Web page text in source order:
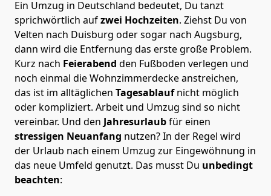
Ein Umzug in Deutschland bedeutet, Du tanzt
sprichwörtlich aufzwei Hochzeiten. Ziehst Du von
Velten nach Duisburg oder sogar nach Augsburg,
dann wird die Entfernung das erste große Problem.
Kurz nach Feierabend den Fußboden verlegen und
noch einmal die Wohnzimmerdecke anstreichen,
das ist im alltäglichen Tagesablaufnicht möglich
oder kompliziert. Arbeit und Umzug sind so nicht
vereinbar. Und den Jahresurlaubfür einen
stressigen Neuanfang nutzen? In der Regel wird
der Urlaub nach einem Umzug zur Eingewöhnung in
das neue Umfeld genutzt. Das musst Du unbedingt
beachten: